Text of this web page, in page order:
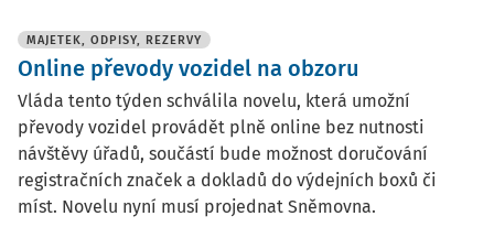
MAJETEK, ODPISY, REZERVY
Online převody vozidel na obzoru
Vláda tento týden schválila novelu, která umožní
převody vozidel provádět plně online bez nutnosti
návštěvy úřadů, součástí bude možnost doručování
registračních značek a dokladů do výdejních boxů či
míst. Novelu nyní musí projednat Sněmovna.